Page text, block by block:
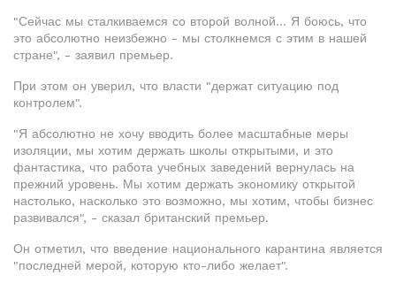
"Сейчас мы сталкиваемся со второй волной... Я боюсь, что
это абсолютно неизбежно - мы столкнемся с этим в нашей
стране", - заявил премьер.
При этом он уверил, что власти "держат ситуацию под
контролем".
"Я абсолютно не хочу вводить более масштабные меры
изоляции, мы хотим держать школы открытыми, и это
фантастика, что работа учебных заведений вернулась на
прежний уровень. Мы хотим держать экономику открытой
настолько, насколько это возможно, мы хотим, чтобы бизнес
развивался", - сказал британский премьер.
Он отметил, что введение национального карантина является
"последней мерой, которую кто-либо желает".